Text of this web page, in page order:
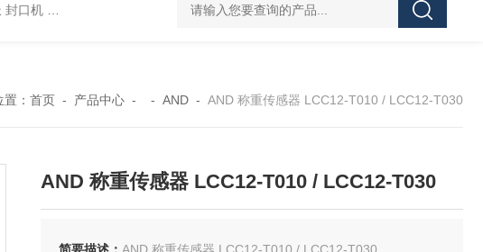
P-200 FUJ川IIMPULSE 富士音派 封口机 FA-600-5 FUJIIMPULSE富士音派
： 首页 - 产品中心 - - AND - AND 称重传感器 LCC12-T010 / LCC12-T030
AND 称重传感器 LCC12-T010 / LCC12-T030